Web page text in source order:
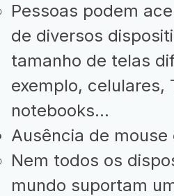
Pessoas podem
de diversos
tamanho de telas
exemplo, celulares,
notebooks...
Ausência de mouse
Nem todos os
mundo suportam